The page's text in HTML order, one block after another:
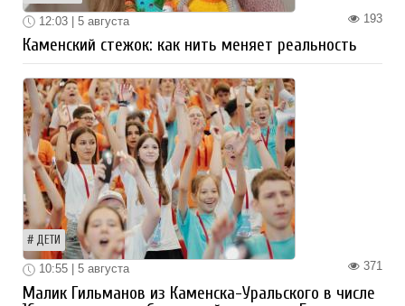
193
12:03 | 5 августа
Каменский стежок: как нить меняет реальность
ДЕТИ
371
10:55 | 5 августа
Малик Гильманов из Каменска-Уральского в числе